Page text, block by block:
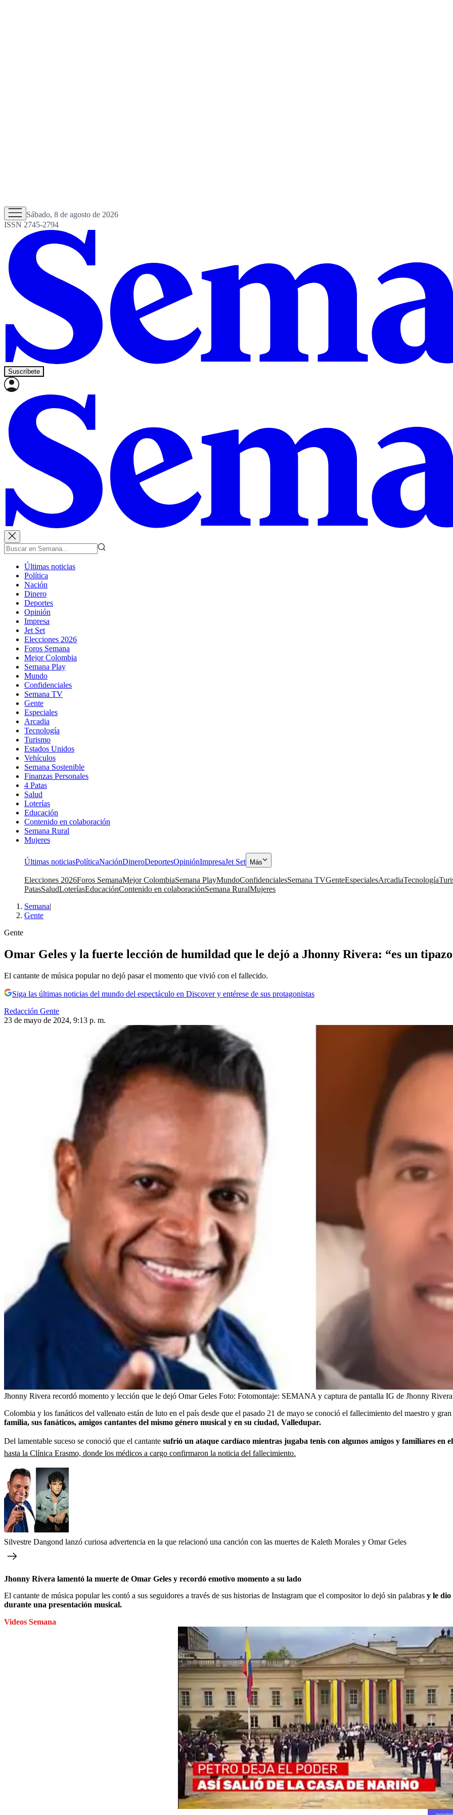
Sábado, 8 de agosto de 2026
ISSN 2745-2794
Suscríbete
Últimas noticias
Política
Nación
Dinero
Deportes
Opinión
Impresa
Jet Set
Elecciones 2026
Foros Semana
Mejor Colombia
Semana Play
Mundo
Confidenciales
Semana TV
Gente
Especiales
Arcadia
Tecnología
Turismo
Estados Unidos
Vehículos
Semana Sostenible
Finanzas Personales
4 Patas
Salud
Loterías
Educación
Contenido en colaboración
Semana Rural
Mujeres
Últimas noticiasPolíticaNaciónDineroDeportesOpiniónImpresaJet Set Más
Elecciones 2026Foros SemanaMejor ColombiaSemana PlayMundoConfidencialesSemana TVGenteEspecialesArcadiaTecnología
PatasSaludLoteríasEducaciónContenido en colaboraciónSemana RuralMujeres
Semana|
Gente
Gente
Omar Geles y la fuerte lección de humildad que le dejó a Jhonny Rivera: “es un
El cantante de música popular no dejó pasar el momento que vivió con el fallecido.
Siga las últimas noticias del mundo del espectáculo en Discover y entérese de sus protagonistas
Redacción Gente
23 de mayo de 2024, 9:13 p. m.
Jhonny Rivera recordó momento y lección que le dejó Omar Geles Foto: Fotomontaje: SEMANA y captura de pantalla IG de Jhonny Rivera
Colombia y los fanáticos del vallenato están de luto en el país desde que el pasado 21 de mayo se conoció el fallecimiento del maestro y
familia, sus fanáticos, amigos cantantes del mismo género musical y en su ciudad, Valledupar.
Del lamentable suceso se conoció que el cantante sufrió un ataque cardíaco mientras jugaba tenis con algunos amigos y familiares en
hasta la Clínica Erasmo, donde los médicos a cargo confirmaron la noticia del fallecimiento.
Silvestre Dangond lanzó curiosa advertencia en la que relacionó una canción con las muertes de Kaleth Morales y Omar Geles
Jhonny Rivera lamentó la muerte de Omar Geles y recordó emotivo momento a su lado
El cantante de música popular les contó a sus seguidores a través de sus historias de Instagram que el compositor lo dejó sin palabras y le dio
durante una presentación musical.
Videos Semana